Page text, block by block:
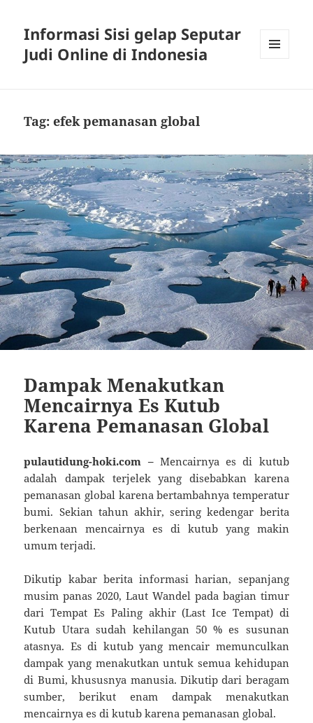
Informasi Sisi gelap Seputar
Judi Online di Indonesia
Tag:efek pemanasan global
Dampak Menakutkan
Mencairnya Es Kutub
Karena Pemanasan Global
pulautidung-hoki.com – Mencairnya es di kutub
adalah dampak terjelek yang disebabkan karena
pemanasan global karena bertambahnya temperatur
bumi. Sekian tahun akhir, sering kedengar berita
berkenaan mencairnya es di kutub yang makin
umum terjadi.
Dikutip kabar berita informasi harian, sepanjang
musim panas 2020, Laut Wandel pada bagian timur
dari Tempat Es Paling akhir (Last Ice Tempat) di
Kutub Utara sudah kehilangan 50 % es susunan
atasnya. Es di kutub yang mencair memunculkan
dampak yang menakutkan untuk semua kehidupan
di Bumi, khususnya manusia. Dikutip dari beragam
sumber, berikut enam dampak menakutkan
mencairnya es di kutub karena pemanasan global.